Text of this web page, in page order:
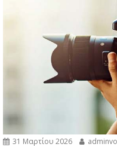
31 Μαρτίου 2026